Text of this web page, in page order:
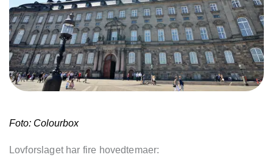
Foto: Colourbox
Lovforslaget har fire hovedtemaer: